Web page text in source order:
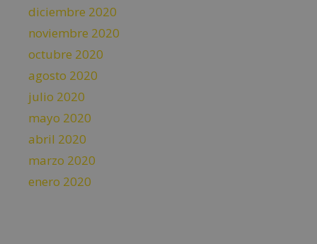
diciembre 2020
noviembre 2020
octubre 2020
agosto 2020
julio 2020
mayo 2020
abril 2020
marzo 2020
enero 2020